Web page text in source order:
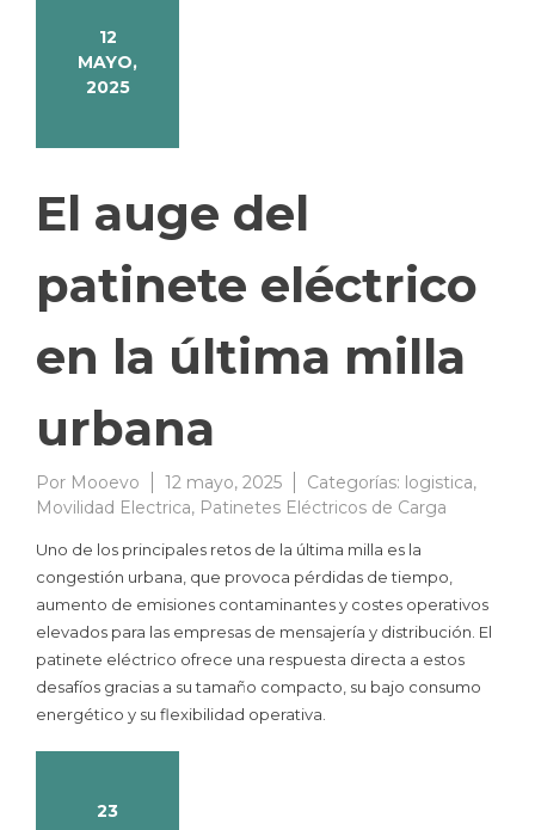
12
MAYO,
2025
El auge del
patinete eléctrico
en la última milla
urbana
Por Mooevo 12 mayo, 2025 Categorías: logistica,
Movilidad Electrica, Patinetes Eléctricos de Carga
Uno de los principales retos de la última milla es la
congestión urbana, que provoca pérdidas de tiempo,
aumento de emisiones contaminantes y costes operativos
elevados para las empresas de mensajería y distribución. El
patinete eléctrico ofrece una respuesta directa a estos
desafíos gracias a su tamaño compacto, su bajo consumo
energético y su flexibilidad operativa.
23